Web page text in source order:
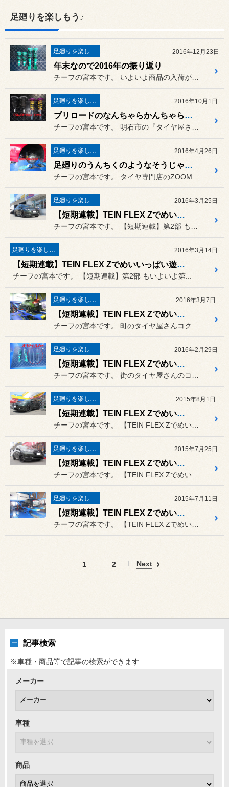
足廻りを楽しもう♪
足廻りを楽しもう♪ 2016年12月23日
年末なので2016年の振り返り
足廻りを楽しもう♪ 2016年10月1日
プリロードのなんちゃらかんちゃらの話
足廻りを楽しもう♪ 2016年4月26日
足廻りのうんちくのようなそうじゃないような話
足廻りを楽しもう♪ 2016年3月25日
【短期連載】TEIN FLEX Zでめいいっぱい遊ぼう 第2部 Vol4
足廻りを楽しもう♪ 2016年3月14日
【短期連載】TEIN FLEX Zでめいいっぱい遊ぼう 第2部 Vol3
チーフの宮本です。 【短期連載】第2部 もいよいよ第...
足廻りを楽しもう♪ 2016年3月7日
【短期連載】TEIN FLEX Zでめいいっぱい遊ぼう 第2部 Vol2
足廻りを楽しもう♪ 2016年2月29日
【短期連載】TEIN FLEX Zでめいいっぱい遊ぼう 第2部スタートです
足廻りを楽しもう♪ 2015年8月1日
【短期連載】TEIN FLEX Zでめいいっぱい遊ぼう Vol.5
足廻りを楽しもう♪ 2015年7月25日
【短期連載】TEIN FLEX Zでめいいっぱい遊ぼう Vol.4
足廻りを楽しもう♪ 2015年7月11日
【短期連載】TEIN FLEX Zでめいいっぱい遊ぼう Vol.3
1 2 Next
記事検索
※車種・商品等で記事の検索ができます
メーカー
車種
商品